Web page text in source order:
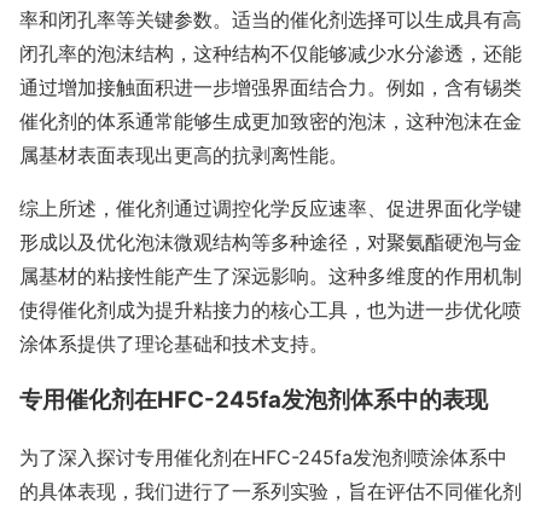
率和闭孔率等关键参数。适当的催化剂选择可以生成具有高
闭孔率的泡沫结构，这种结构不仅能够减少水分渗透，还能
通过增加接触面积进一步增强界面结合力。例如，含有锡类
催化剂的体系通常能够生成更加致密的泡沫，这种泡沫在金
属基材表面表现出更高的抗剥离性能。
综上所述，催化剂通过调控化学反应速率、促进界面化学键
形成以及优化泡沫微观结构等多种途径，对聚氨酯硬泡与金
属基材的粘接性能产生了深远影响。这种多维度的作用机制
使得催化剂成为提升粘接力的核心工具，也为进一步优化喷
涂体系提供了理论基础和技术支持。
专用催化剂在HFC-245fa发泡剂体系中的表现
为了深入探讨专用催化剂在HFC-245fa发泡剂喷涂体系中
的具体表现，我们进行了一系列实验，旨在评估不同催化剂